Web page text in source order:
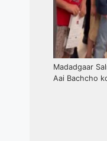
Madadgaar
Aai Bachcho